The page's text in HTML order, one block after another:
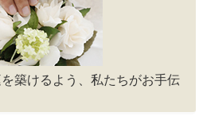
築けるよう、私たちがお手伝